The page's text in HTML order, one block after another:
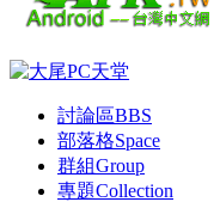
討論區BBS
部落格Space
群組Group
專題Collection